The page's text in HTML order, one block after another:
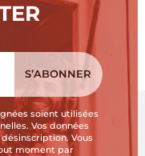
soient utilisées
Vos données
Vous
moment par